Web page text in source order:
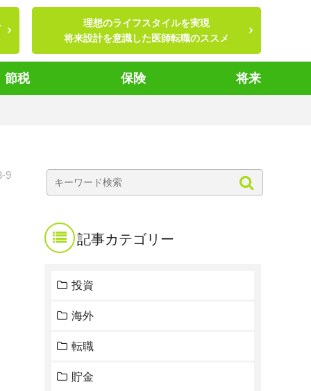
理想のライフスタイルを実現
将来設計を意識した医師転職のススメ
節税 保険 将来
9
記事カテゴリー
投資
海外
転職
貯金